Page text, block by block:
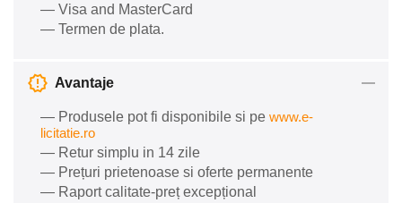
— Visa and MasterCard
— Termen de plata.
Avantaje
— Produsele pot fi disponibile si pe www.e-
licitatie.ro
— Retur simplu in 14 zile
— Prețuri prietenoase si oferte permanente
— Raport calitate-preț excepțional